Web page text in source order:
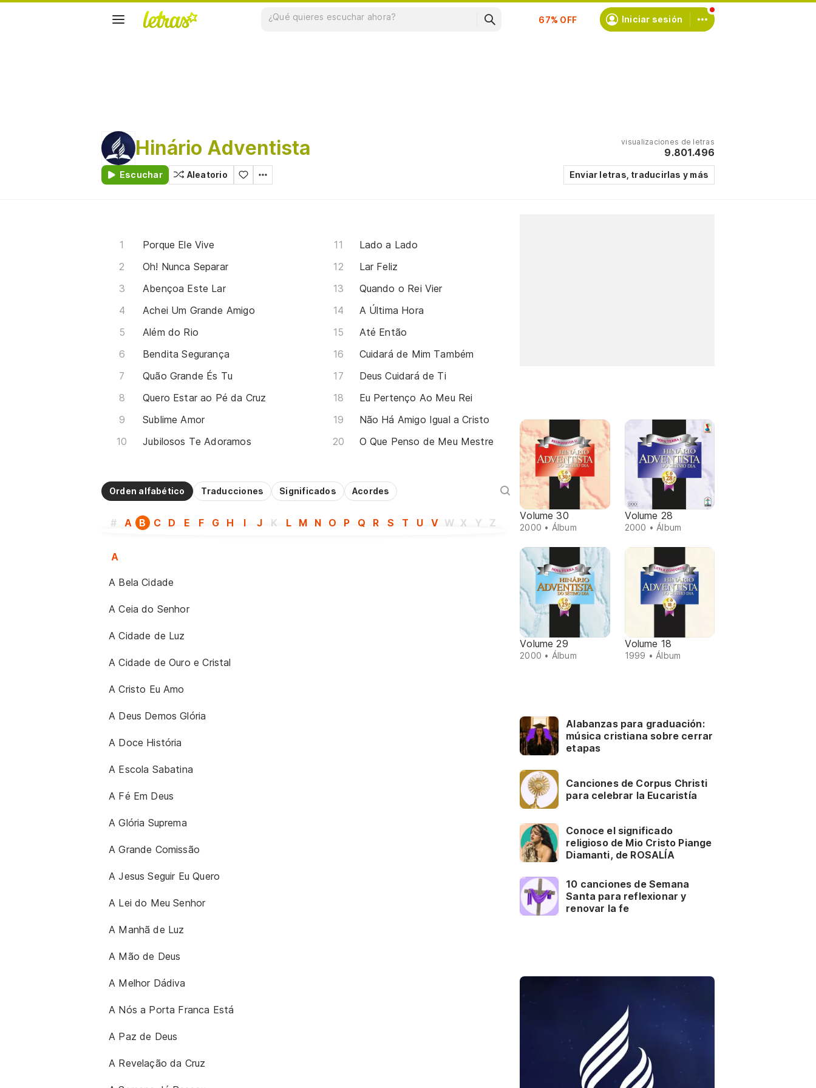
Suscríbete Iniciar sesión
Hinário Adventista
Escuchar Aleatorio
visualizaciones de letras
9.801.496
Enviar letras, traducirlas y más
Porque Ele Vive
Oh! Nunca Separar
Abençoa Este Lar
Achei Um Grande Amigo
Além do Rio
Bendita Segurança
Quão Grande És Tu
Quero Estar ao Pé da Cruz
Sublime Amor
Jubilosos Te Adoramos
Lado a Lado
Lar Feliz
Quando o Rei Vier
A Última Hora
Até Então
Cuidará de Mim Também
Deus Cuidará de Ti
Eu Pertenço Ao Meu Rei
Não Há Amigo Igual a Cristo
O Que Penso de Meu Mestre
Orden alfabético Traducciones Significados Acordes
# A B C D E F G H I J K L M N O P Q R S T U V W X Y Z
A
A Bela Cidade
A Ceia do Senhor
A Cidade de Luz
A Cidade de Ouro e Cristal
A Cristo Eu Amo
A Deus Demos Glória
A Doce História
A Escola Sabatina
A Fé Em Deus
A Glória Suprema
A Grande Comissão
A Jesus Seguir Eu Quero
A Lei do Meu Senhor
A Manhã de Luz
A Mão de Deus
A Melhor Dádiva
A Nós a Porta Franca Está
A Paz de Deus
A Revelação da Cruz
Volume 30
2000 • Álbum
Volume 28
2000 • Álbum
Volume 29
2000 • Álbum
Volume 18
1999 • Álbum
Alabanzas para graduación:
música cristiana sobre cerrar
etapas
Canciones de Corpus Christi
para celebrar la Eucaristía
Conoce el significado
religioso de Mio Cristo Piange
Diamanti, de ROSALÍA
10 canciones de Semana
Santa para reflexionar y
renovar la fe